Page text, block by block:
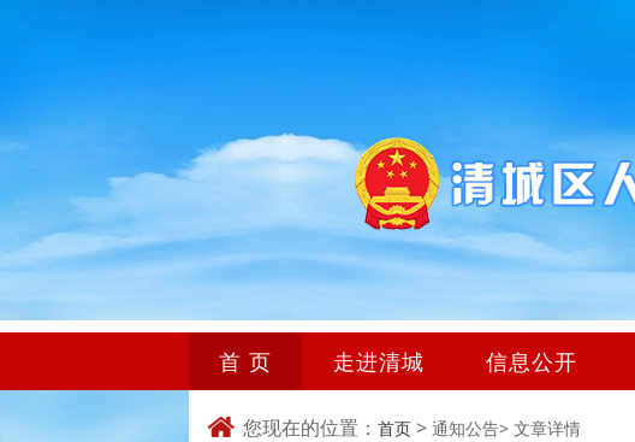
首 页 走进清城 信息公开
您现在的位置： 首页 > 通知公告> 文章详情